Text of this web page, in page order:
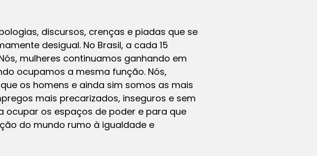
discursos, crenças e piadas que se
desigual. No Brasil, a cada 15
mulheres continuamos ganhando em
ocupamos a mesma função. Nós,
os homens e ainda sim somos as mais
mais precarizados, inseguros e sem
ocupar os espaços de poder e para que
do mundo rumo à igualdade e